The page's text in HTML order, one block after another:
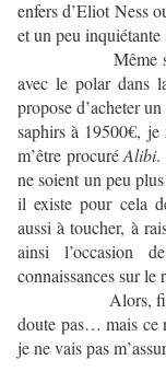
enfers d’Eliot Ness
et un peu
Même si
avec le polar dans
propose d’acheter
saphirs à 19500€,
m’être procuréAlibi.
ne soient un peu
il existe pour cela
aussi à toucher, à
ainsi l’occasion
connaissances sur le
Alors,
doute pas… mais ce
je ne vais pas